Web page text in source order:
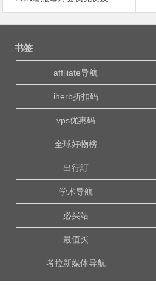
文
书签
affiliate导航
iherb折扣码
vps优惠码
全球好物榜
出行訂
学术导航
必买站
最值买
考拉新媒体导航